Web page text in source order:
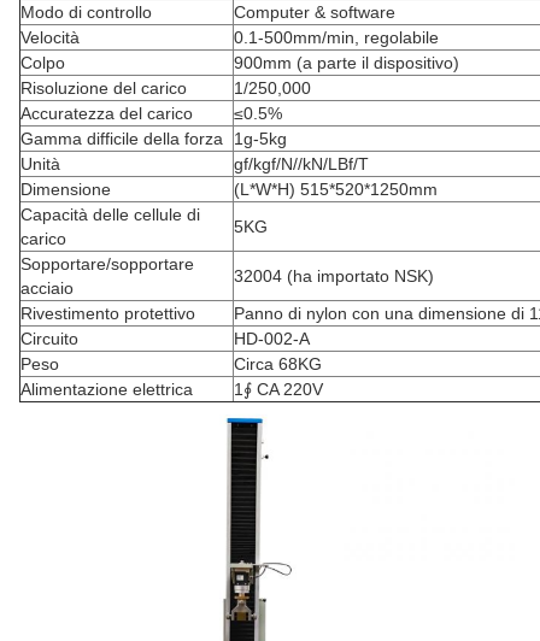
Modo di controllo
Computer & software
Velocità
0.1-500mm/min, regolabile
Colpo
900mm (a parte il dispositivo)
Risoluzione del carico
1/250,000
Accuratezza del carico
≤0.5%
Gamma difficile della forza
1g-5kg
Unità
gf/kgf/N//kN/LBf/T
Dimensione
(L*W*H) 515*520*1250mm
Capacità delle cellule di
carico
5KG
Sopportare/sopportare
acciaio
32004 (ha importato NSK)
Rivestimento protettivo
Panno di nylon con una dimensione di
Circuito
HD-002-A
Peso
Circa 68KG
Alimentazione elettrica
1∮ CA 220V